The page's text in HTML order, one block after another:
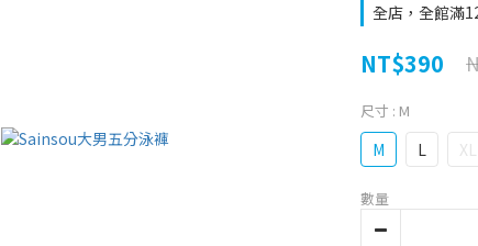
全店，全館滿
NT$390
尺寸 : M
M L XL
數量